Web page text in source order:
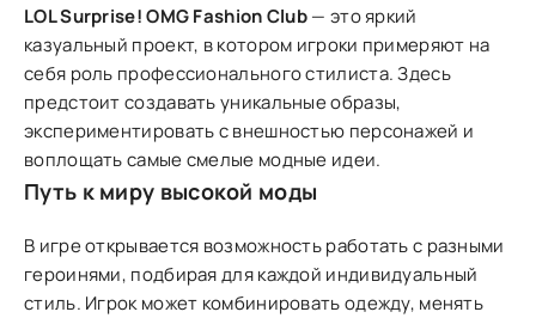
LOL Surprise! OMG Fashion Club— это яркий
казуальный проект, в котором игроки примеряют на
себя роль профессионального стилиста. Здесь
предстоит создавать уникальные образы,
экспериментировать с внешностью персонажей и
воплощать самые смелые модные идеи.
Путь к миру высокой моды
В игре открывается возможность работать с разными
героинями, подбирая для каждой индивидуальный
стиль. Игрок может комбинировать одежду, менять